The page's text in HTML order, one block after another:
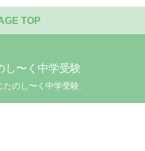
TOP
し〜く中学受験
のし〜く中学受験.